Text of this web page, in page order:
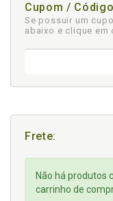
Cupom /
Se possuir um
abaixo e clique em
Frete:
Não há produtos
carrinho de